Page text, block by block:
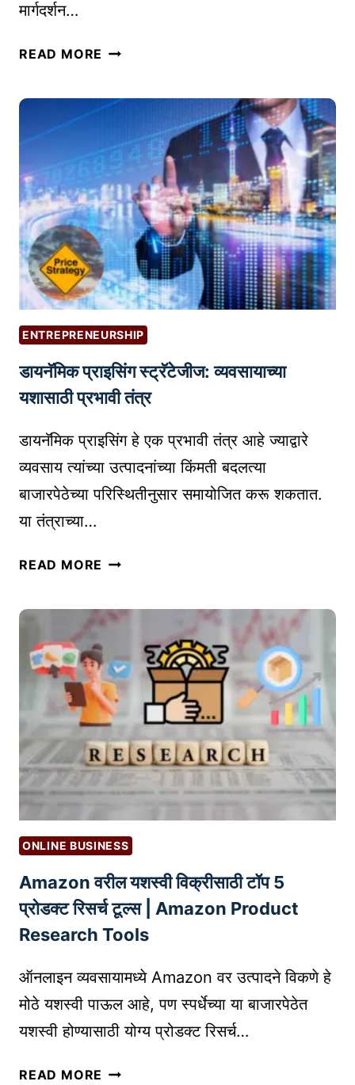
मार्गदर्शन…
READ MORE फ
टिं
ग
:
ल
घु
उ
द्यो
ज
कां
सा
ठी
य
चा
हा
मा
B
S
I
C
S
O
F
U
N
N
E
L
A
R
K
T
N
G
T
ENTREPRENEURSHIP
डायनॅमिक प्राइसिंग स्ट्रॅटेजीज: व्यवसायाच्या
यशासाठी प्रभावी तंत्र
डायनॅमिक प्राइसिंग हे एक प्रभावी तंत्र आहे ज्याद्वारे
व्यवसाय त्यांच्या उत्पादनांच्या किंमती बदलत्या
बाजारपेठेच्या परिस्थितीनुसार समायोजित करू शकतात.
या तंत्राच्या…
READ MORE डा
मि
क
प्रा
इ
सिं
ग
स्ट्रॅ
टे
जी
ज
:
व्य
व
सा
च्या
शा
सा
ठी
भा
ONLINE BUSINESS
Amazon वरील यशस्वी विक्रीसाठी टॉप 5
प्रोडक्ट रिसर्च टूल्स | Amazon Product
Research Tools
ऑनलाइन व्यवसायामध्ये Amazon वर उत्पादने विकणे हे
मोठे यशस्वी पाऊल आहे, पण स्पर्धेच्या या बाजारपेठेत
यशस्वी होण्यासाठी योग्य प्रोडक्ट रिसर्च…
READ MORE A